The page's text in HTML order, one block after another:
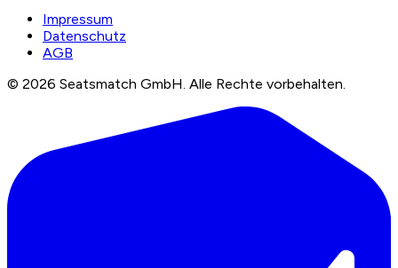
Impressum
Datenschutz
AGB
© 2026 Seatsmatch GmbH. Alle Rechte vorbehalten.